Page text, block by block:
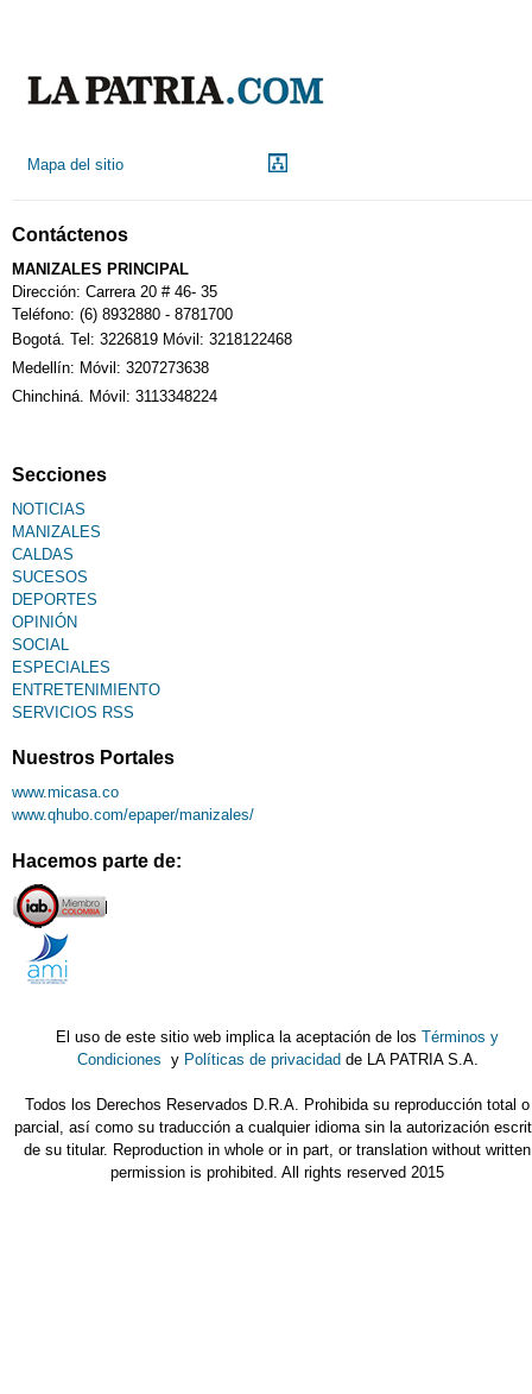
Mapa del sitio
Contáctenos
MANIZALES PRINCIPAL
Dirección: Carrera 20 # 46- 35
Teléfono: (6) 8932880 - 8781700
Bogotá. Tel: 3226819 Móvil: 3218122468
Medellín: Móvil: 3207273638
Chinchiná. Móvil: 3113348224
Secciones
NOTICIAS
MANIZALES
CALDAS
SUCESOS
DEPORTES
OPINIÓN
SOCIAL
ESPECIALES
ENTRETENIMIENTO
SERVICIOS RSS
Nuestros Portales
www.micasa.co
www.qhubo.com/epaper/manizales/
Hacemos parte de:
El uso de este sitio web implica la aceptación de losTérminos y
Condiciones y Políticas de privacidad de LA PATRIA S.A.
Todos los Derechos Reservados D.R.A. Prohibida su reproducción total o
parcial, así como su traducción a cualquier idioma sin la autorización
de su titular. Reproduction in whole or in part, or translation without written
permission is prohibited. All rights reserved 2015